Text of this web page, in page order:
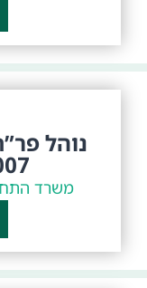
2007 –
משרד